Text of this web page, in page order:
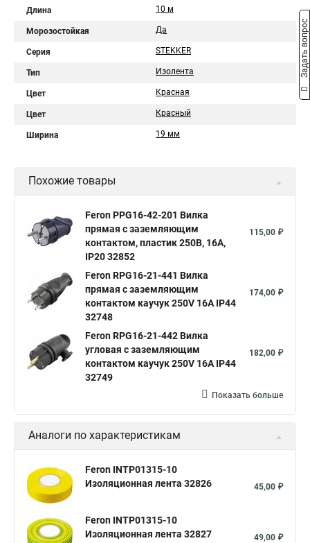
Длина 10 м
Морозостойкая Да
Серия STEKKER
Тип Изолента
Цвет Красная
Цвет Красный
Ширина 19 мм
Похожие товары
Feron PPG16-42-201 Вилка
прямая с заземляющим
контактом, пластик 250В, 16A,
IP20 32852
115,00 ₽
Feron RPG16-21-441 Вилка
прямая с заземляющим
контактом каучук 250V 16A IP44
32748
174,00 ₽
Feron RPG16-21-442 Вилка
угловая с заземляющим
контактом каучук 250V 16A IP44
32749
182,00 ₽
Показать больше
Аналоги по характеристикам
Feron INTP01315-10
Изоляционная лента 32826
45,00 ₽
Feron INTP01315-10
Изоляционная лента 32827
49,00 ₽
Задать вопрос